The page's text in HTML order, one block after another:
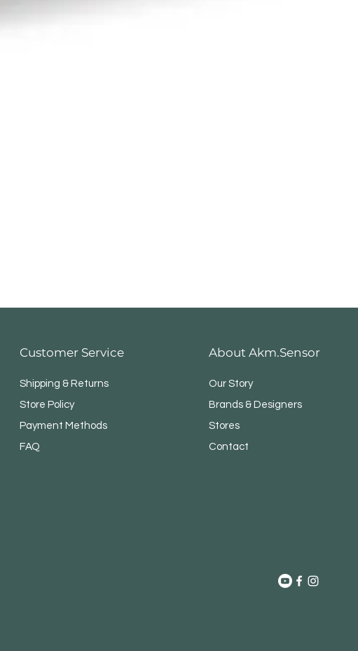
Customer Service
Shipping & Returns
Store Policy
Payment Methods
FAQ
About Akm.Sensor
Our Story
Brands & Designers
Stores
Contact